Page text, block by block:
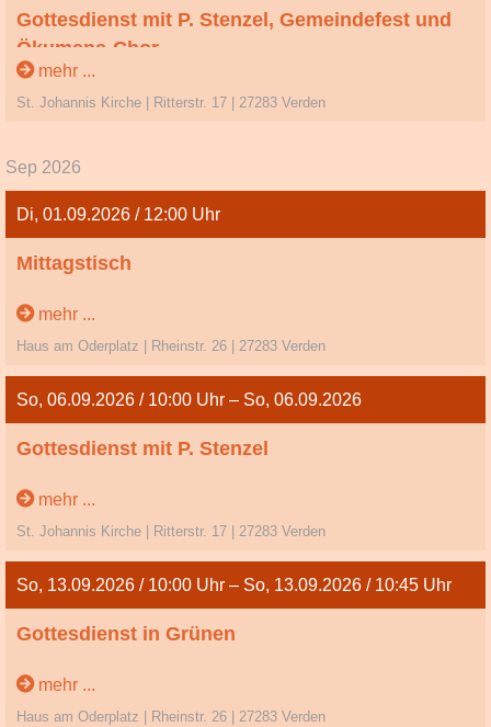
Gottesdienst mit P. Stenzel, Gemeindefest und
Ökumene-Chor
mehr ...
St. Johannis Kirche | Ritterstr. 17 | 27283 Verden
Sep 2026
Di, 01.09.2026 / 12:00 Uhr
Mittagstisch
mehr ...
Haus am Oderplatz | Rheinstr. 26 | 27283 Verden
So, 06.09.2026 / 10:00 Uhr – So, 06.09.2026
Gottesdienst mit P. Stenzel
14. So. n. Trinitatis
mehr ...
St. Johannis Kirche | Ritterstr. 17 | 27283 Verden
So, 13.09.2026 / 10:00 Uhr – So, 13.09.2026 / 10:45 Uhr
Gottesdienst in Grünen
Ein Familiengottesdienst im Grünen im Haus am Oderplatz
mehr ...
Haus am Oderplatz | Rheinstr. 26 | 27283 Verden